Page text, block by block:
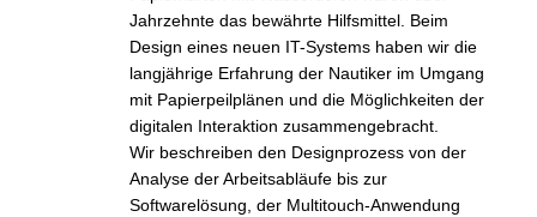
Jahrzehnte das bewährte Hilfsmittel. Beim
Design eines neuen IT-Systems haben wir die
langjährige Erfahrung der Nautiker im Umgang
mit Papierpeilplänen und die Möglichkeiten der
digitalen Interaktion zusammengebracht.
Wir beschreiben den Designprozess von der
Analyse der Arbeitsabläufe bis zur
Softwarelösung, der Multitouch-Anwendung